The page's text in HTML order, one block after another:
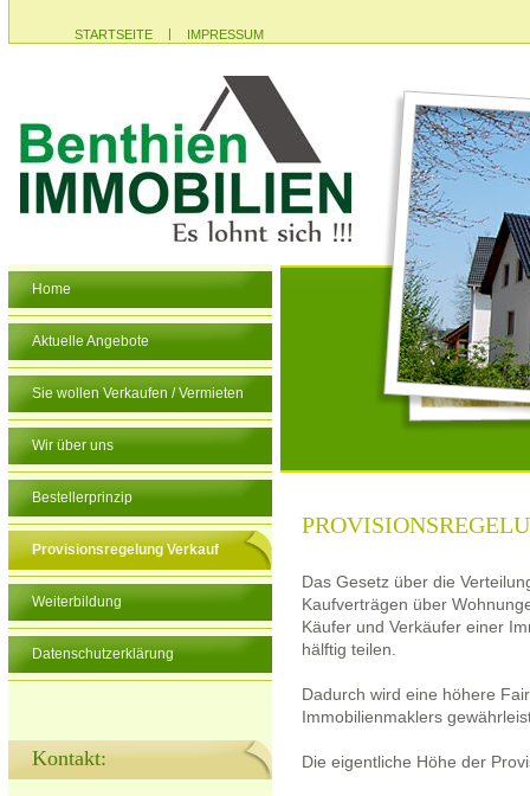
STARTSEITE | IMPRESSUM
Home
Aktuelle Angebote
Sie wollen Verkaufen / Vermieten
Wir über uns
Bestellerprinzip
Provisionsregelung Verkauf
Weiterbildung
Datenschutzerklärung
Kontakt:
Das Gesetz über die
Kaufverträgen über
Käufer und Verkäufer einer
hälftig teilen.
Dadurch wird eine höhere
Immobilienmaklers
Die eigentliche Höhe der